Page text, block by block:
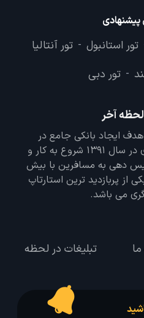
پیشنهادی
تور استانبول - تور آنتالیا
- تور دبی
لحظه آخر
ایجاد بانکی جامع در
تمامی زمینه های گردشگری در سال 1391 شروع به کار و
سال سرویس دهی به مسافرین با بیش
از پربازدید ترین استارتاپ
می باشد.
ما تبلیغات در لحظه